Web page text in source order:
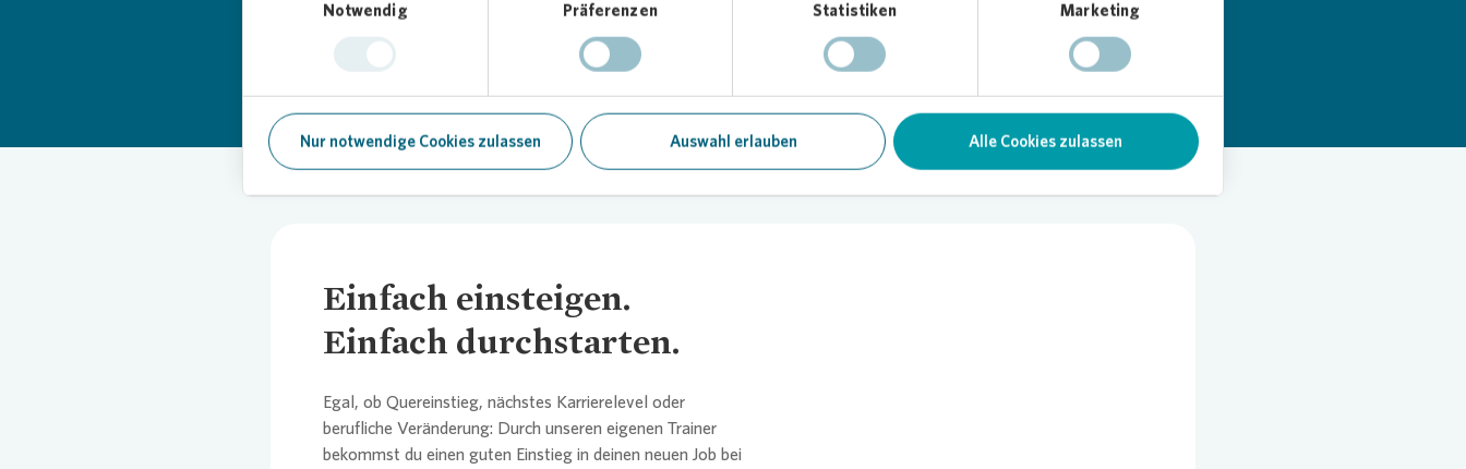
Notwendig
Präferenzen Statistiken Marketing
Nur notwendige Cookies zulassen Auswahl erlauben Alle Cookies zulassen
Einfach einsteigen.
Einfach durchstarten.
Egal, ob Quereinstieg, nächstes Karrierelevel oder
berufliche Veränderung: Durch unseren eigenen Trainer
bekommst du einen guten Einstieg in deinen neuen Job bei